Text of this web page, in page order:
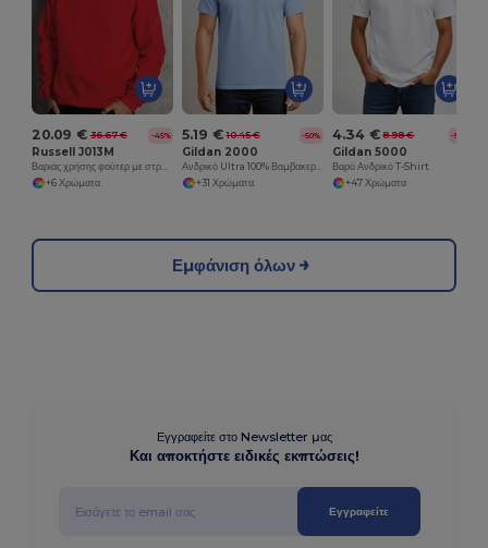
20.09 € 36.67 € -45%
Russell J013M
Βαριάς χρήσης φούτερ με στρογγυλή λαιμόκοψη
+6 Χρώματα
5.19 € 10.45 € -50%
Gildan 2000
Ανδρικό Ultra 100% Βαμβακερό T-Shirt
+31 Χρώματα
4.34 € 8.98 € -52%
Gildan 5000
Βαρύ Ανδρικό T-Shirt
+47 Χρώματα
Εμφάνιση όλων
Εγγραφείτε στο Newsletter μας
Και αποκτήστε ειδικές εκπτώσεις!
Εγγραφείτε